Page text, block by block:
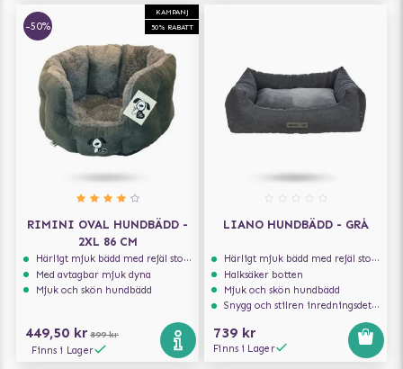
KAMPANJ
50% RABATT
-50%
RIMINI OVAL HUNDBÄDD -
2XL 86 CM
Härligt mjuk bädd med rejäl stoppning som håller formen
Med avtagbar mjuk dyna
Mjuk och skön hundbädd
449,50 kr 899 kr
Finns i Lager
LIANO HUNDBÄDD - GRÅ
Härligt mjuk bädd med rejäl stoppning som håller formen
Halksäker botten
Mjuk och skön hundbädd
Snygg och stilren inredningsdetalj
739 kr
Finns i Lager